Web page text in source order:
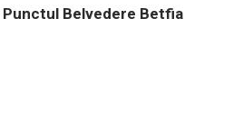
Punctul Belvedere Betfia